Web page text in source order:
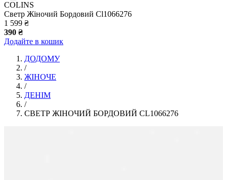
COLINS
Светр Жіночий Бордовий Cl1066276
1 599 ₴
390 ₴
Додайте в кошик
ДОДОМУ
/
ЖІНОЧЕ
/
ДЕНІМ
/
СВЕТР ЖІНОЧИЙ БОРДОВИЙ CL1066276